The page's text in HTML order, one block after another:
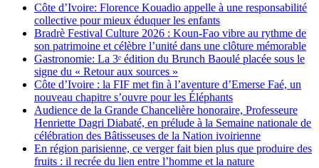
Côte d’Ivoire: Florence Kouadio appelle à une responsabilité
collective pour mieux éduquer les enfants
Bradrè Festival Culture 2026 : Koun-Fao vibre au rythme de
son patrimoine et célèbre l’unité dans une clôture mémorable
Gastronomie: La 3ᵉ édition du Brunch Baoulé placée sous le
signe du « Retour aux sources »
Côte d’Ivoire : la FIF met fin à l’aventure d’Emerse Faé, un
nouveau chapitre s’ouvre pour les Éléphants
Audience de la Grande Chancelière honoraire, Professeure
Henriette Dagri Diabaté, en prélude à la Semaine nationale de
célébration des Bâtisseuses de la Nation ivoirienne
En région parisienne, ce verger fait bien plus que produire des
fruits : il recrée du lien entre l’homme et la nature